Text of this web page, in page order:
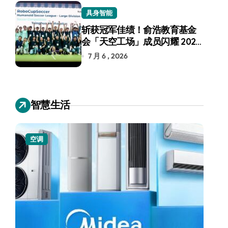
具身智能
斩获冠军佳绩！俞浩教育基金
会「天空工场」成员闪耀 2026
RoboCup 机器人世界杯
7 月 6 , 2026
智慧生活
空调